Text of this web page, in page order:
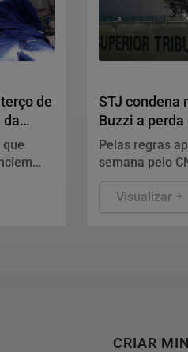
de
da
STJ condena
Buzzi a
crimes
Pelas regras
semana pelo
ele continua
Visualizar
CRIAR